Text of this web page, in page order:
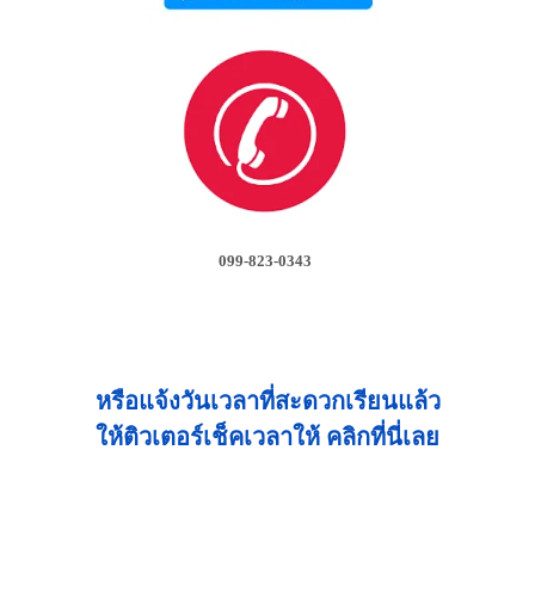
099-823-0343
หรือแจ้งวันเวลาที่สะดวกเรียนแล้ว
ให้ติวเตอร์เช็คเวลาให้ คลิกที่นี่เลย